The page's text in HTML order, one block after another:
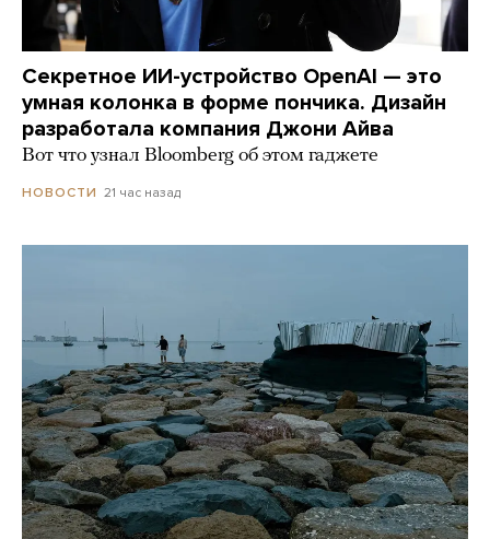
Секретное ИИ-устройство OpenAI — это
умная колонка в форме пончика. Дизайн
разработала компания Джони Айва
Вот что узнал Bloomberg об этом гаджете
НОВОСТИ 21 час назад